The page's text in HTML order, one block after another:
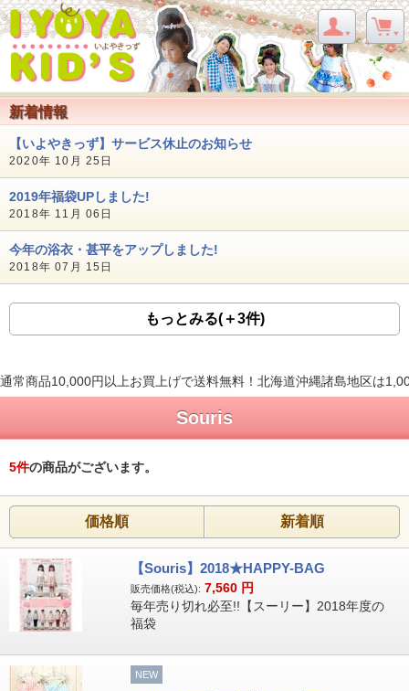
新着情報
【いよやきっず】サービス休止のお知らせ
2020年 10月 25日
2019年福袋UPしました!
2018年 11月 06日
今年の浴衣・甚平をアップしました!
2018年 07月 15日
もっとみる(＋3件)
通常商品10,000円以上お買上げで送料無料！北海道沖縄諸島地区は
Souris
5件の商品がございます。
価格順 新着順
【Souris】2018★HAPPY-BAG
販売価格(税込): 7,560 円
毎年売り切れ必至!!【スーリー】2018年度の
福袋
NEW